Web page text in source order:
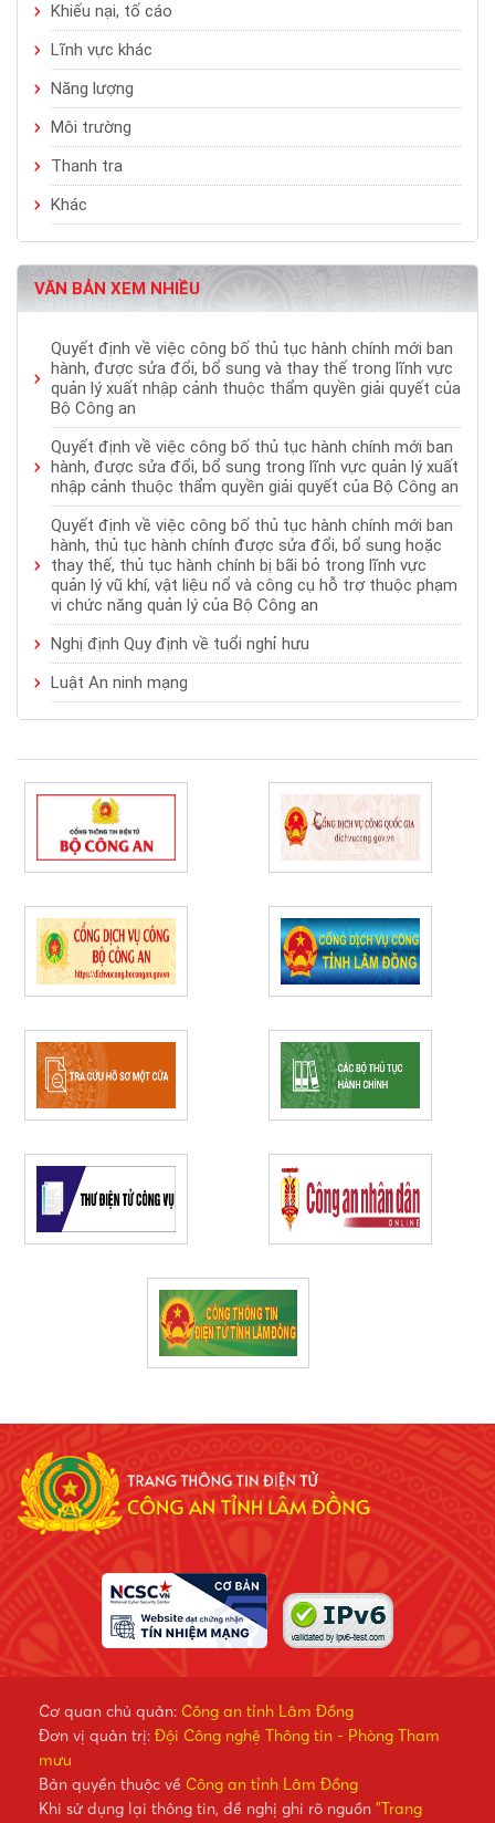
Khiếu nại, tố cáo
Lĩnh vực khác
Năng lượng
Môi trường
Thanh tra
Khác
VĂN BẢN XEM NHIỀU
Quyết định về việc công bố thủ tục hành chính mới ban
hành, được sửa đổi, bổ sung và thay thế trong lĩnh vực
quản lý xuất nhập cảnh thuộc thẩm quyền giải quyết của
Bộ Công an
Quyết định về việc công bố thủ tục hành chính mới ban
hành, được sửa đổi, bổ sung trong lĩnh vực quản lý xuất
nhập cảnh thuộc thẩm quyền giải quyết của Bộ Công an
Quyết định về việc công bố thủ tục hành chính mới ban
hành, thủ tục hành chính được sửa đổi, bổ sung hoặc
thay thế, thủ tục hành chính bị bãi bỏ trong lĩnh vực
quản lý vũ khí, vật liệu nổ và công cụ hỗ trợ thuộc phạm
vi chức năng quản lý của Bộ Công an
Nghị định Quy định về tuổi nghỉ hưu
Luật An ninh mạng
Cơ quan chủ quản: Công an tỉnh Lâm Đồng
Đơn vị quản trị: Đội Công nghệ Thông tin - Phòng Tham
mưu
Bản quyền thuộc về Công an tỉnh Lâm Đồng
Khi sử dụng lại thông tin, đề nghị ghi rõ nguồn "Trang